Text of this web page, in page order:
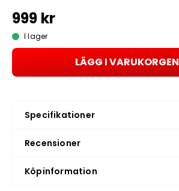
999 kr
I lager
LÄGG I VARUKORGEN
Specifikationer
Recensioner
Köpinformation